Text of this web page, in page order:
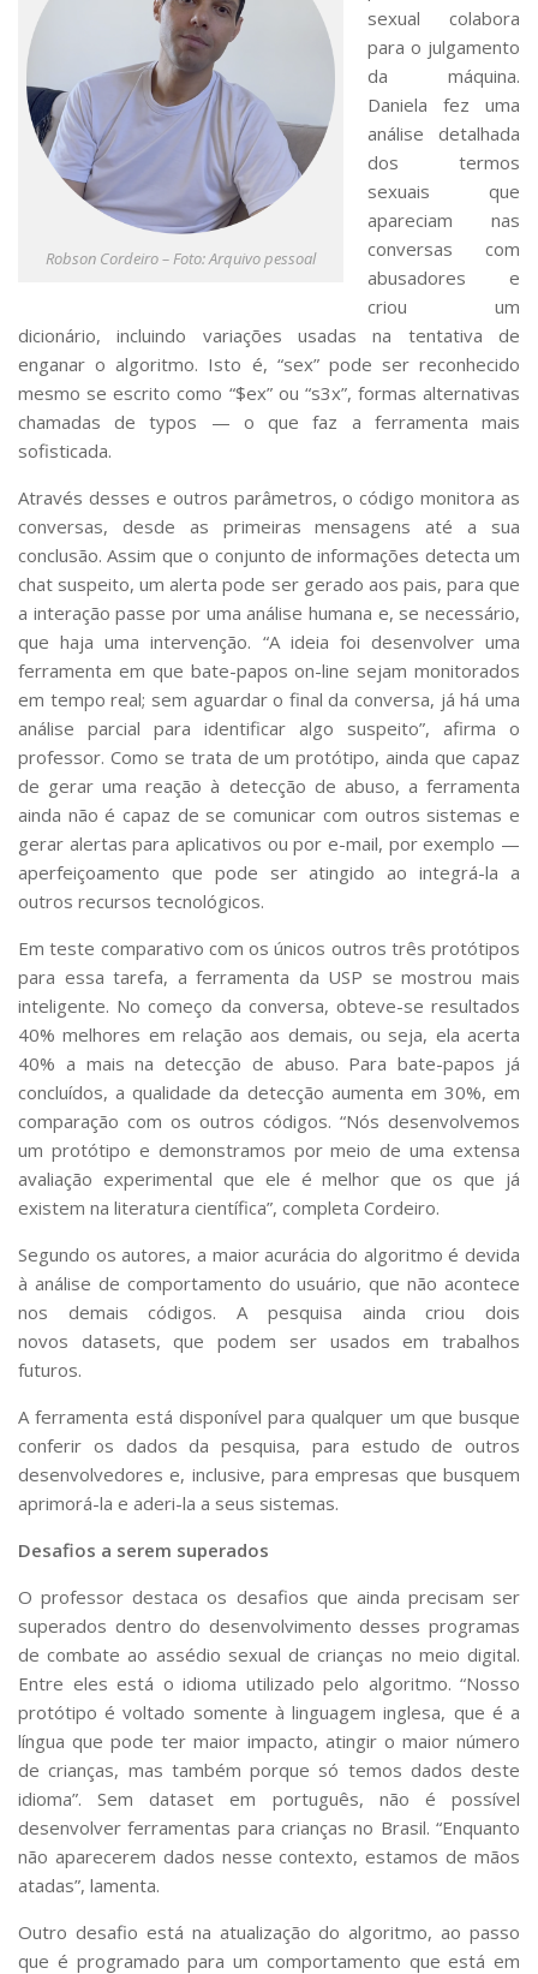
Robson Cordeiro – Foto: Arquivo pessoal
sexual colabora
para o julgamento
da máquina.
Daniela fez uma
análise detalhada
dos termos
sexuais que
apareciam nas
conversas com
abusadores e
criou um
dicionário, incluindo variações usadas na tentativa de
enganar o algoritmo. Isto é, “sex” pode ser reconhecido
mesmo se escrito como “$ex” ou “s3x”, formas alternativas
chamadas detypos — o que faz a ferramenta mais
sofisticada.
Através desses e outros parâmetros, o código monitora as
conversas, desde as primeiras mensagens até a sua
conclusão. Assim que o conjunto de informações detecta um
chat suspeito, um alerta pode ser gerado aos pais, para que
a interação passe por uma análise humana e, se necessário,
que haja uma intervenção. “A ideia foi desenvolver uma
ferramenta em que bate-papos on-line sejam monitorados
em tempo real; sem aguardar o final da conversa, já há uma
análise parcial para identificar algo suspeito”, afirma o
professor. Como se trata de um protótipo, ainda que capaz
de gerar uma reação à detecção de abuso, a ferramenta
ainda não é capaz de se comunicar com outros sistemas e
gerar alertas para aplicativos ou por e-mail, por exemplo —
aperfeiçoamento que pode ser atingido ao integrá-la a
outros recursos tecnológicos.
Em teste comparativo com os únicos outros três protótipos
para essa tarefa, a ferramenta da USP se mostrou mais
inteligente. No começo da conversa, obteve-se resultados
40% melhores em relação aos demais, ou seja, ela acerta
40% a mais na detecção de abuso. Para bate-papos já
concluídos, a qualidade da detecção aumenta em 30%, em
comparação com os outros códigos. “Nós desenvolvemos
um protótipo e demonstramos por meio de uma extensa
avaliação experimental que ele é melhor que os que já
existem na literatura científica”, completa Cordeiro.
Segundo os autores, a maior acurácia do algoritmo é devida
à análise de comportamento do usuário, que não acontece
nos demais códigos. A pesquisa ainda criou dois
novos datasets, que podem ser usados em trabalhos
futuros.
A ferramenta está disponível para qualquer um que busque
conferir os dados da pesquisa, para estudo de outros
desenvolvedores e, inclusive, para empresas que busquem
aprimorá-la e aderi-la a seus sistemas.
Desafios a serem superados
O professor destaca os desafios que ainda precisam ser
superados dentro do desenvolvimento desses programas
de combate ao assédio sexual de crianças no meio digital.
Entre eles está o idioma utilizado pelo algoritmo. “Nosso
protótipo é voltado somente à linguagem inglesa, que é a
língua que pode ter maior impacto, atingir o maior número
de crianças, mas também porque só temos dados deste
idioma”. Semdatasetem português, não é possível
desenvolver ferramentas para crianças no Brasil. “Enquanto
não aparecerem dados nesse contexto, estamos de mãos
atadas”, lamenta.
Outro desafio está na atualização do algoritmo, ao passo
que é programado para um comportamento que está em